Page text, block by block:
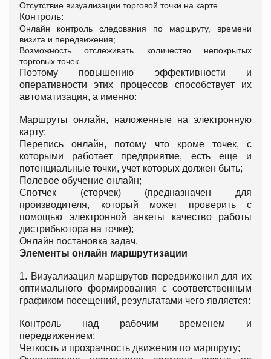
Отсутствие визуализации торговой точки на карте.
Контроль:
Онлайн контроль следования по маршруту, времени
визита и передвижения;
Возможность отслеживать количество непокрытых
торговых точек.
Поэтому повышению эффективности и
оперативности этих процессов способствует их
автоматизация, а именно:
Маршруты онлайн, наложенные на электронную
карту;
Перепись онлайн, потому что кроме точек, с
которыми работает предприятие, есть еще и
потенциальные точки, учет которых должен быть;
Полевое обучение онлайн;
Спотчек (сторчек) (предназначен для
производителя, который может проверить с
помощью электронной анкеты качество работы
дистрибьютора на точке);
Онлайн постановка задач.
Элементы онлайн маршрутизации
1. Визуализация маршрутов передвижения для их
оптимального формирования с соответственным
графиком посещений, результатами чего является:
Контроль над рабочим временем и
передвижением;
Четкость и прозрачность движения по маршруту;